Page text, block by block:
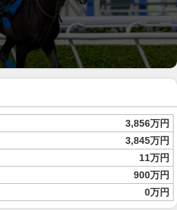
3,856万円
3,845万円
11万円
900万円
0万円